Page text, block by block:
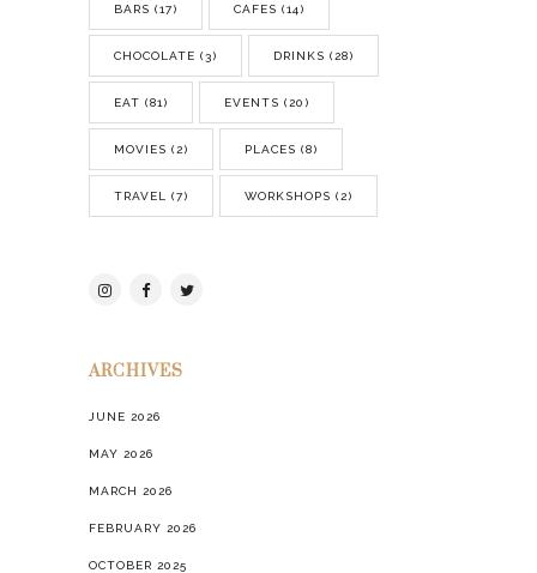
BARS (17) CAFES (14)
CHOCOLATE (3) DRINKS (28)
EAT (81) EVENTS (20)
MOVIES (2) PLACES (8)
TRAVEL (7) WORKSHOPS (2)
ARCHIVES
JUNE 2026
MAY 2026
MARCH 2026
FEBRUARY 2026
OCTOBER 2025